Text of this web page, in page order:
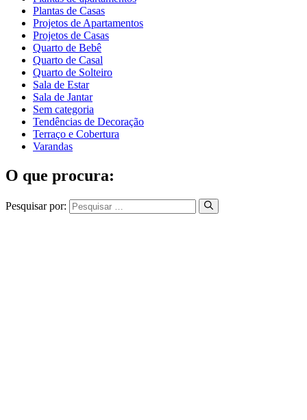
Plantas de Casas
Projetos de Apartamentos
Projetos de Casas
Quarto de Bebê
Quarto de Casal
Quarto de Solteiro
Sala de Estar
Sala de Jantar
Sem categoria
Tendências de Decoração
Terraço e Cobertura
Varandas
O que procura:
Pesquisar por: